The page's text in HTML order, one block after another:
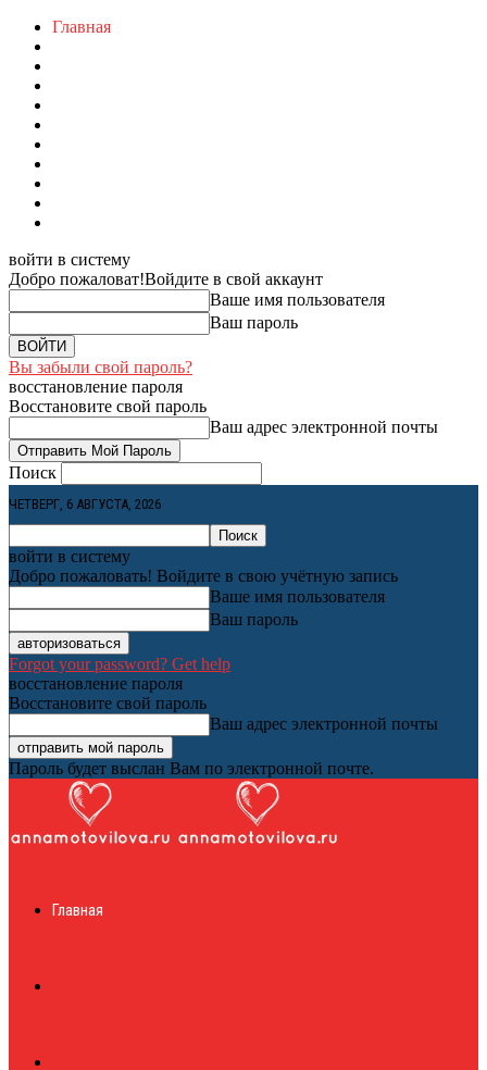
Главная
войти в систему
Добро пожаловат!Войдите в свой аккаунт
Ваше имя пользователя
Ваш пароль
Вы забыли свой пароль?
восстановление пароля
Восстановите свой пароль
Ваш адрес электронной почты
Поиск
ЧЕТВЕРГ, 6 АВГУСТА, 2026
войти в систему
Добро пожаловать! Войдите в свою учётную запись
Ваше имя пользователя
Ваш пароль
Forgot your password? Get help
восстановление пароля
Восстановите свой пароль
Ваш адрес электронной почты
Пароль будет выслан Вам по электронной почте.
журналГлавная